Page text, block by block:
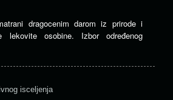
dragocenim darom iz prirode i
osobine. Izbor određenog
isceljenja